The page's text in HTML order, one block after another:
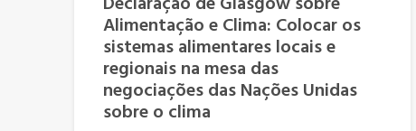
Alimentação e Clima: Colocar os
sistemas alimentares locais e
regionais na mesa das
negociações das Nações Unidas
sobre o clima